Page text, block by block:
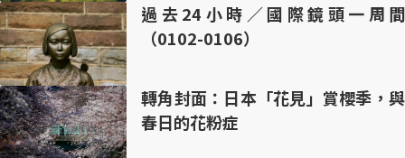
過去24小時／國際鏡頭一周間
（0102-0106）
轉角封面：日本「花見」賞櫻季，與
春日的花粉症